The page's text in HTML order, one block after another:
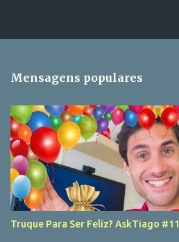
Mensagens populares
Truque Para Ser Feliz? AskTiago #11